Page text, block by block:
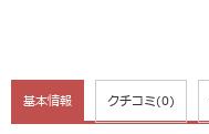
基本情報 クチコミ(0)